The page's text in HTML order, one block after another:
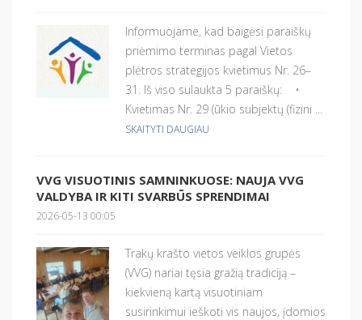
Informuojame, kad baigėsi paraiškų
priėmimo terminas pagal Vietos
plėtros strategijos kvietimus Nr. 26–
31. Iš viso sulaukta 5 paraiškų: •
Kvietimas Nr. 29 (ūkio subjektų (fizini ...
SKAITYTI DAUGIAU
VVG VISUOTINIS SAMNINKUOSE: NAUJA VVG
VALDYBA IR KITI SVARBŪS SPRENDIMAI
2026-05-13 00:05
Trakų krašto vietos veiklos grupės
(VVG) nariai tęsia gražią tradiciją –
kiekvieną kartą visuotiniam
susirinkimui ieškoti vis naujos, įdomios